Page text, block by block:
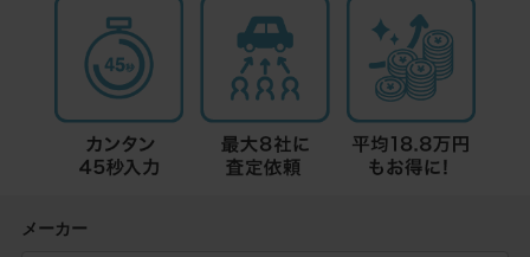
メーカー